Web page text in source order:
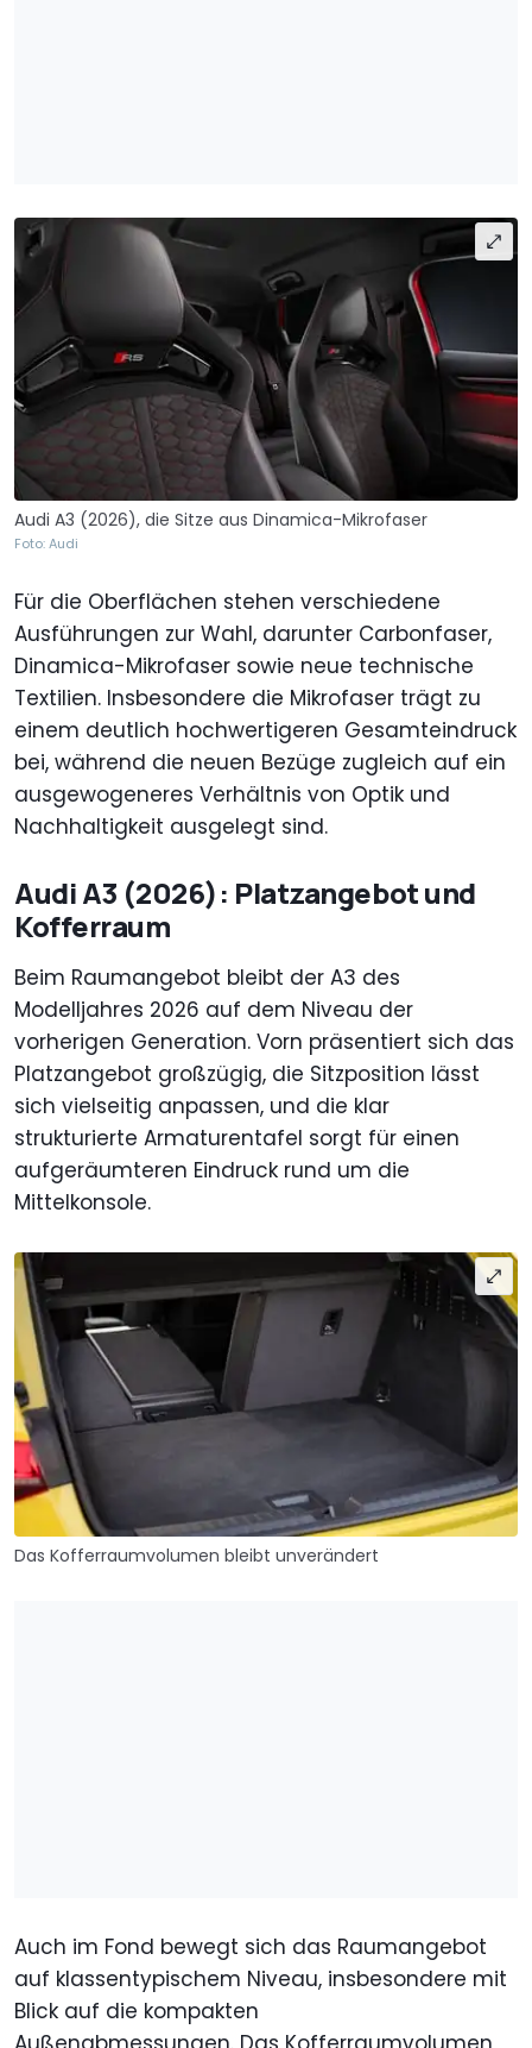
Audi A3 (2026), die Sitze aus Dinamica-Mikrofaser
Foto: Audi
Für die Oberflächen stehen verschiedene
Ausführungen zur Wahl, darunter Carbonfaser,
Dinamica-Mikrofaser sowie neue technische
Textilien. Insbesondere die Mikrofaser trägt zu
einem deutlich hochwertigeren Gesamteindruck
bei, während die neuen Bezüge zugleich auf ein
ausgewogeneres Verhältnis von Optik und
Nachhaltigkeit ausgelegt sind.
Audi A3 (2026): Platzangebot und
Kofferraum
Beim Raumangebot bleibt der A3 des
Modelljahres 2026 auf dem Niveau der
vorherigen Generation. Vorn präsentiert sich das
Platzangebot großzügig, die Sitzposition lässt
sich vielseitig anpassen, und die klar
strukturierte Armaturentafel sorgt für einen
aufgeräumteren Eindruck rund um die
Mittelkonsole.
Das Kofferraumvolumen bleibt unverändert
Auch im Fond bewegt sich das Raumangebot
auf klassentypischem Niveau, insbesondere mit
Blick auf die kompakten